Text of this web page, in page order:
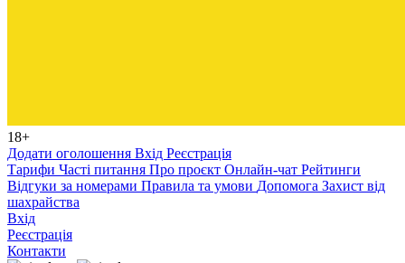
18+
Додати оголошення Вхід Реєстрація
Тарифи Часті питання Про проєкт Онлайн-чат Рейтинги
Відгуки за номерами Правила та умови Допомога Захист від
шахрайства
Вхід
Реєстрація
Контакти